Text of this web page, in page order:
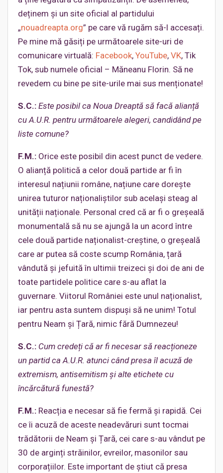
deținem și un site oficial al partidului
„nouadreapta.org” pe care vă rugăm să-l accesați.
Pe mine mă găsiți pe următoarele site-uri de
comunicare virtuală: Facebook, YouTube, VK, Tik
Tok, sub numele oficial – Măneanu Florin. Să ne
revedem cu bine pe site-urile mai sus menționate!
S.C.: Este posibil ca Noua Dreaptă să facă alianță
cu A.U.R. pentru următoarele alegeri, candidând pe
liste comune?
F.M.: Orice este posibil din acest punct de vedere.
O alianță politică a celor două partide ar fi în
interesul națiunii române, națiune care dorește
unirea tuturor naționaliștilor sub același steag al
unității naționale. Personal cred că ar fi o greșeală
monumentală să nu se ajungă la un acord între
cele două partide naționalist-creștine, o greșeală
care ar putea să coste scump România, țară
vândută și jefuită în ultimii treizeci și doi de ani de
toate partidele politice care s-au aflat la
guvernare. Viitorul României este unul naționalist,
iar pentru asta suntem dispuși să ne unim! Totul
pentru Neam și Țară, nimic fără Dumnezeu!
S.C.: Cum credeți că ar fi necesar să reacționeze
un partid ca A.U.R. atunci când presa îl acuză de
extremism, antisemitism și alte etichete cu
încărcătură funestă?
F.M.: Reacția e necesar să fie fermă și rapidă. Cei
ce îi acuză de aceste neadevăruri sunt tocmai
trădătorii de Neam și Țară, cei care s-au vândut pe
30 de arginți străinilor, evreilor, masonilor sau
corporațiilor. Este important de știut că presa